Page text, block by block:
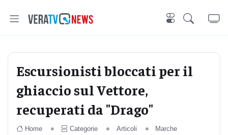
Escursionisti bloccati per il
ghiaccio sul Vettore,
recuperati da "Drago"
Home Categorie Articoli Marche